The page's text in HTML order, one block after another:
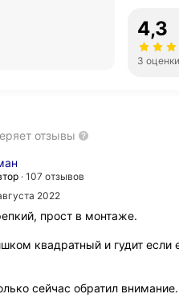
4,3
3 оценки
отзывы
107 отзывов
2022
прост в монтаже.
квадратный и гудит
сейчас обратил внимание